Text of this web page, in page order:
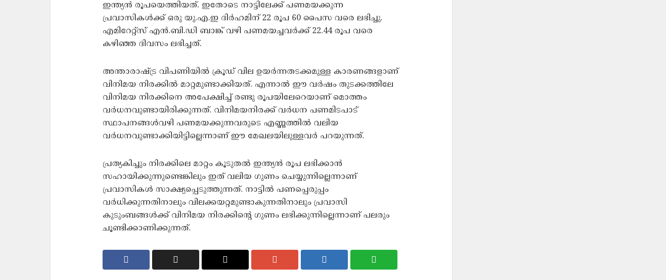
ഇന്ത്യൻ രൂപയെത്തിയത്. ഇതോടെ നാട്ടിലേക്ക് പണമയക്കുന്ന
പ്രവാസികൾക്ക് ഒരു യു.എ.ഇ ദിർഹമിന് 22 രൂപ 60 പൈസ വരെ ലഭിച്ചു.
എമിറേറ്റ്സ് എൻ.ബി.ഡി ബാങ്ക് വഴി പണമയച്ചവർക്ക് 22.44 രൂപ വരെ
കഴിഞ്ഞ ദിവസം ലഭിച്ചത്.
അന്താരാഷ്‌ട്ര വിപണിയിൽ ക്രൂഡ് വില ഉയർന്നതടക്കമുള്ള കാരണങ്ങളാണ്
വിനിമയ നിരക്കിൽ മാറ്റമുണ്ടാക്കിയത്. എന്നാൽ ഈ വർഷം തുടക്കത്തിലേ
വിനിമയ നിരക്കിനെ അപേക്ഷിച്ച് രണ്ടു രൂപയിലേറെയാണ് മൊത്തം
വർധനവുണ്ടായിരിക്കുന്നത്. വിനിമയനിരക്ക് വർധന പണമിടപാട്
സ്ഥാപനങ്ങൾവഴി പണമയക്കുന്നവരുടെ എണ്ണത്തിൽ വലിയ
വർധനവുണ്ടാക്കിയിട്ടില്ലെന്നാണ് ഈ മേഖലയിലുള്ളവർ പറയുന്നത്.
പ്രത്യകിച്ചും നിരക്കിലെ മാറ്റം കൂടുതൽ ഇന്ത്യൻ രൂപ ലഭിക്കാൻ
സഹായിക്കുന്നുണ്ടെങ്കിലും ഇത് വലിയ ഗുണം ചെയ്യുന്നില്ലെന്നാണ്
പ്രവാസികൾ സാക്ഷ്യപ്പെടുത്തുന്നത്. നാട്ടിൽ പണപ്പെരുപ്പം
വർധിക്കുന്നതിനാലും വിലക്കയറ്റമുണ്ടാകുന്നതിനാലും പ്രവാസി
കുടുംബങ്ങൾക്ക് വിനിമയ നിരക്കിന്‍റെ ഗുണം ലഭിക്കുന്നില്ലെന്നാണ് പലരും
ചൂണ്ടിക്കാണിക്കുന്നത്.